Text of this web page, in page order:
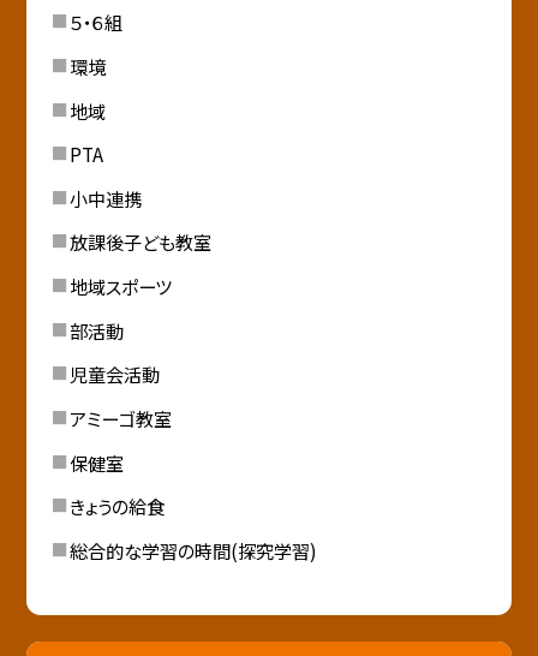
５・６組
環境
地域
PTA
小中連携
放課後子ども教室
地域スポーツ
部活動
児童会活動
アミーゴ教室
保健室
きょうの給食
総合的な学習の時間(探究学習)